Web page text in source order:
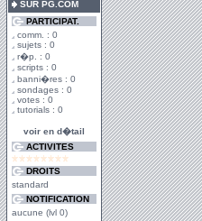
SUR PG.COM
PARTICIPAT.
comm. : 0
sujets : 0
r�p. : 0
scripts : 0
banni�res : 0
sondages : 0
votes : 0
tutorials : 0
voir en d�tail
ACTIVITES
DROITS
standard
NOTIFICATION
aucune (lvl 0)